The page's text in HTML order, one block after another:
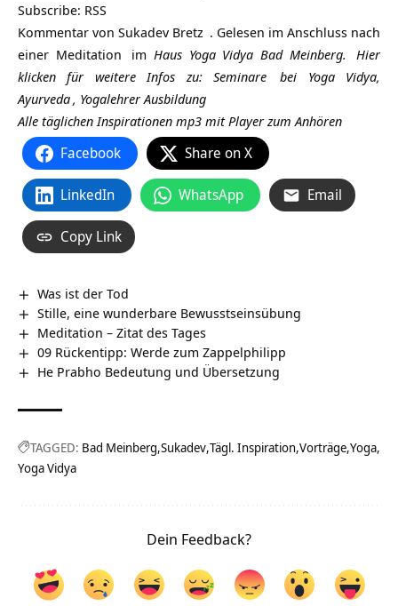
Subscribe: RSS
Kommentar von Sukadev Bretz . Gelesen im Anschluss nach
einer Meditation im Haus Yoga Vidya Bad Meinberg.
Hier
klicken für weitere Infos zu: Seminare
bei Yoga Vidya,
Ayurveda, Yogalehrer Ausbildung
Alle täglichen Inspirationen mp3 mit Player zum Anhören
Facebook Share on X
LinkedIn WhatsApp Email
Copy Link
Was ist der Tod
Stille, eine wunderbare Bewusstseinsübung
Meditation – Zitat des Tages
09 Rückentipp: Werde zum Zappelphilipp
He Prabho Bedeutung und Übersetzung
TAGGED: Bad Meinberg Sukadev Tägl. Inspiration Vorträge Yoga
Yoga Vidya
Dein Feedback?